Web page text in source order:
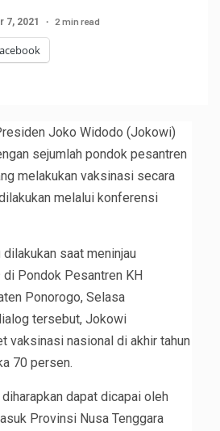
7, 2021 2 min read
Joko Widodo (Jokowi)
sejumlah pondok pesantren
melakukan vaksinasi secara
melalui konferensi
saat meninjau
Pondok Pesantren KH
Ponorogo, Selasa
tersebut, Jokowi
vaksinasi nasional di akhir tahun
70 persen.
dapat dicapai oleh
Provinsi Nusa Tenggara